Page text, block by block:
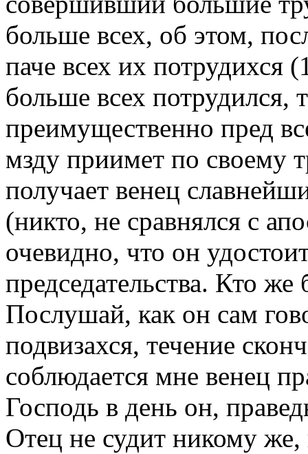
больше всех, об этом,
паче всех их
больше всех потрудился,
преимущественно пред
мзду приимет по своему
получает венец
(никто, не сравнялся с
очевидно, что он
председательства. Кто же
Послушай, как он сам
подвизахся, течение
соблюдается мне венец
Господь в день он,
Отец не судит никому